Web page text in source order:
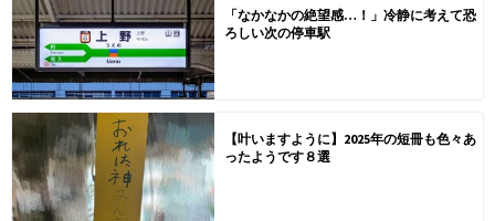
「なかなかの絶望感…！」冷静に考えて恐
ろしい次の停車駅
【叶いますように】2025年の短冊も色々あ
ったようです８選